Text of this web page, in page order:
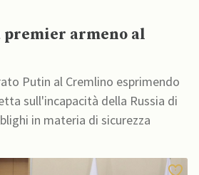
armeno al
Putin al Cremlino esprimendo
sull'incapacità della Russia di
in materia di sicurezza